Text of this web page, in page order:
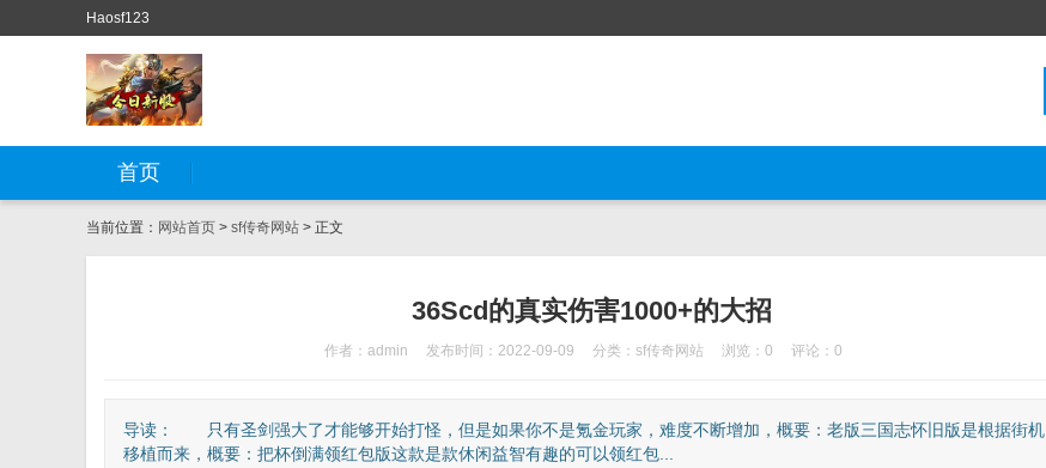
Haosf123
首页
当前位置： 网站首页 > sf传奇网站 > 正文
36Scd的真实伤害1000+的大招
作者：admin 发布时间：2022-09-09 分类： sf传奇网站 浏览：0 评论：0
导读： 只有圣剑强大了才能够开始打怪，但是如果你不是氪金玩家，难度不断增加，概要：老版三国志怀旧版是根据街机
移植而来，概要：把杯倒满领红包版这款是款休闲益智有趣的可以领红包...